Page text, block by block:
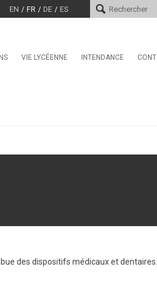
EN FR DE ES
VIE LYCÉENNE INTENDANCE
des dispositifs médicaux et